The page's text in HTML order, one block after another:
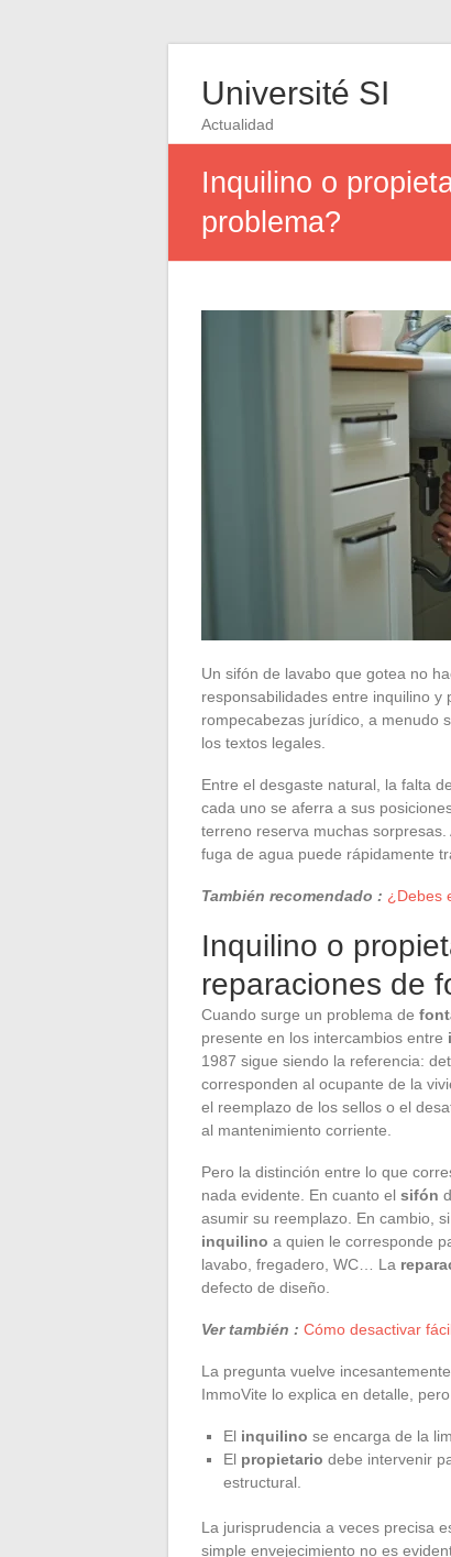
Université SI
Actualidad
Inquilino o
problema?
Un sifón de lavabo que gotea no
responsabilidades entre inquilino
rompecabezas jurídico, a menudo
los textos legales.
Entre el desgaste natural, la falta
cada uno se aferra a sus
terreno reserva muchas
fuga de agua puede rápidamente
También recomendado : ¿Debes
Inquilino o
reparaciones de
Cuando surge un problema de
presente en los intercambios entre
1987 sigue siendo la referencia:
corresponden al ocupante de la
el reemplazo de los sellos o el
al mantenimiento corriente.
Pero la distinción entre lo que
nada evidente. En cuanto el sifón
asumir su reemplazo. En cambio,
inquilino a quien le corresponde
lavabo, fregadero, WC… La
defecto de diseño.
Ver también : Cómo desactivar
La pregunta vuelve
ImmoVite lo explica en detalle,
El inquilino se encarga de la
El propietario debe intervenir
estructural.
La jurisprudencia a veces precisa
simple envejecimiento no es